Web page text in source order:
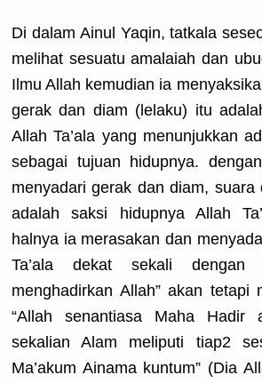
Di dalam Ainul Yaqin, tatkala
melihat sesuatu amalaiah dan
Ilmu Allah kemudian ia menyaksika
gerak dan diam (lelaku) itu
Allah Ta’ala yang menunjukkan
sebagai tujuan hidupnya.
menyadari gerak dan diam, suara
adalah saksi hidupnya Allah
halnya ia merasakan dan
Ta’ala dekat sekali dengan
menghadirkan Allah” akan tetapi
“Allah senantiasa Maha Hadir
sekalian Alam meliputi tiap2
Ma’akum Ainama kuntum” (Dia